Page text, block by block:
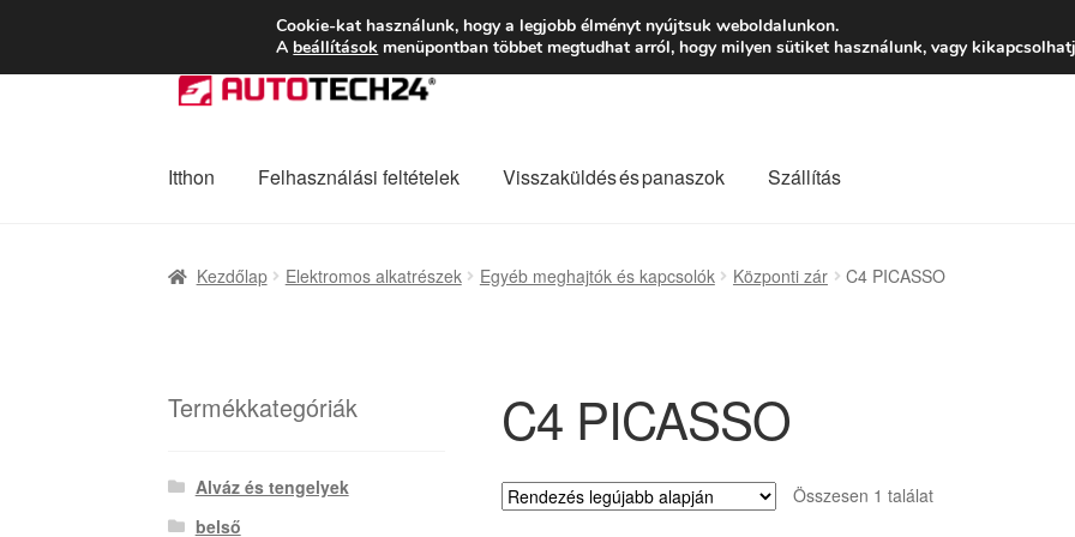
SZÁLLÍTÁS 2618 Ft-tól Hétfő-
Ugrás
a
Kilépés
a
Itthon Felhasználási feltételek Visszaküldés és panaszok Szállítás
Kezdőlap Elektromos alkatrészek Egyéb meghajtók és kapcsolók Központi zár C4 PICASSO
C4 PICASSO
Összesen 1 találat
Termékkategóriák
Alváz és tengelyek
belső
Cookie-kat használunk, hogy a legjobb élményt nyújtsuk weboldalunkon.
A beállítások menüpontban többet megtudhat arról, hogy milyen sütiket használunk, vagy